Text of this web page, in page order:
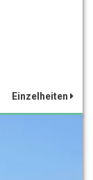
Einzelheiten